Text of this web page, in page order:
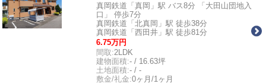
真岡鉄道「真岡」駅 バス8分 「大田山団地入
口」 停歩7分
真岡鉄道「北真岡」駅 徒歩38分
真岡鉄道「西田井」駅 徒歩81分
6.75万円
間取:2LDK
建物面積:- / 16.63坪
土地面積:- / -
敷金/礼金:0ヶ月/1ヶ月